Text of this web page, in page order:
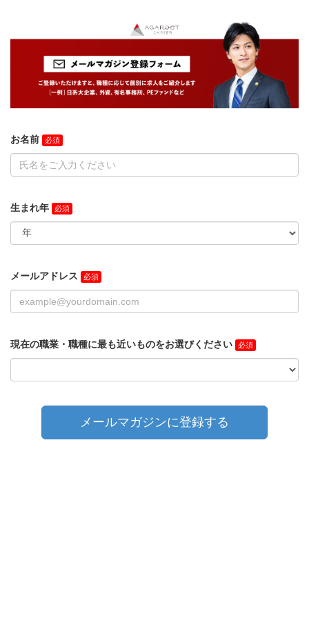
お名前
生まれ年
メールアドレス
現在の職業・職種に最も近いものをお選びください